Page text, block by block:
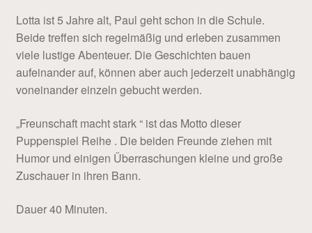
Lotta ist 5 Jahre alt, Paul geht schon in die Schule.
Beide treffen sich regelmäßig und erleben zusammen
viele lustige Abenteuer. Die Geschichten bauen
aufeinander auf, können aber auch jederzeit unabhängig
voneinander einzeln gebucht werden.
„Freunschaft macht stark “ ist das Motto dieser
Puppenspiel Reihe . Die beiden Freunde ziehen mit
Humor und einigen Überraschungen kleine und große
Zuschauer in ihren Bann.
Dauer 40 Minuten.